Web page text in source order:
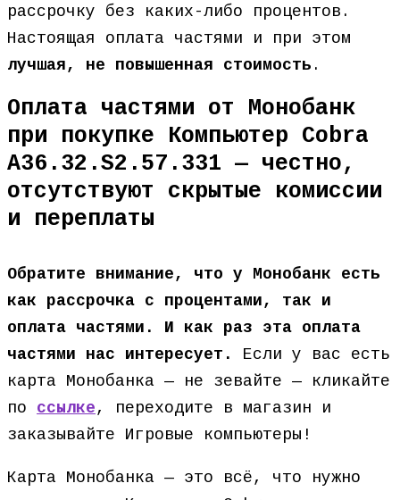
рассрочку без каких-либо процентов.
Настоящая оплата частями и при этом
лучшая, не повышенная стоимость .
Оплата частями от Монобанк
при покупке Компьютер Cobra
A36.32.S2.57.331 — честно,
отсутствуют скрытые комиссии
и переплаты
Обратите внимание, что у Монобанк есть
как рассрочка с процентами, так и
оплата частями. И как раз эта оплата
частями нас интересует.
Если у вас есть
карта Монобанка — не зевайте — кликайте
по ссылке, переходите в магазин и
заказывайте Игровые компьютеры!
Карта Монобанка — это всё, что нужно